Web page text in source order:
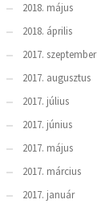
2018. május
2018. április
2017. szeptember
2017. augusztus
2017. július
2017. június
2017. május
2017. március
2017. január